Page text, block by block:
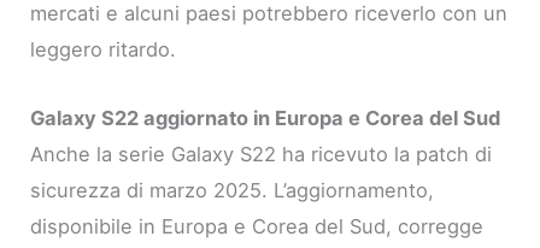
mercati e alcuni paesi potrebbero riceverlo con un
leggero ritardo.
Galaxy S22 aggiornato in Europa e Corea del Sud
Anche la serie Galaxy S22 ha ricevuto la patch di
sicurezza di marzo 2025. L’aggiornamento,
disponibile in Europa e Corea del Sud, corregge